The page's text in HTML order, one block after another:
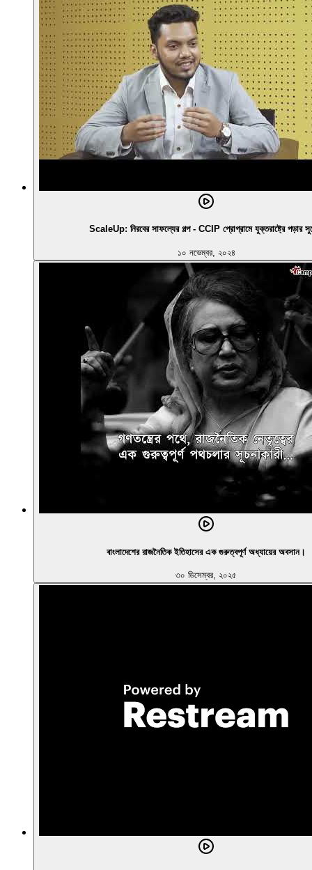
ScaleUp: নিরবের সাফল্যের গল্প - CCIP প্রোগ্রামে যুক্তরাষ্ট্রে পড়ার
১০ নভেম্বর, ২০২৪
বাংলাদেশের রাজনৈতিক ইতিহাসের এক গুরুত্বপূর্ণ অধ্যায়ের অবসান।
৩০ ডিসেম্বর, ২০২৫